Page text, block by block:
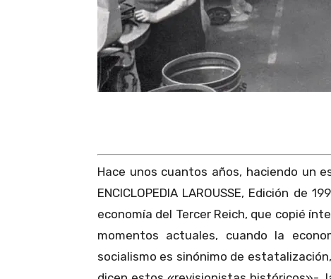
Hace unos cuantos años, haciendo un
ENCICLOPEDIA LAROUSSE, Edición
economía del Tercer Reich, que copié
momentos actuales, cuando la
socialismo es sinónimo de